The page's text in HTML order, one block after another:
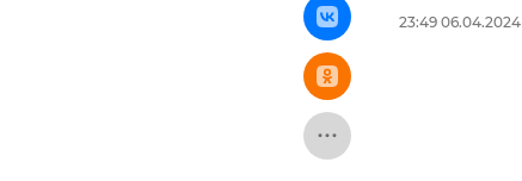
23:49 06.04.2024